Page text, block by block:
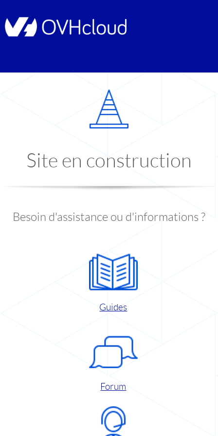
Site en construction
Besoin d'assistance ou d'informations ?
Guides
Forum